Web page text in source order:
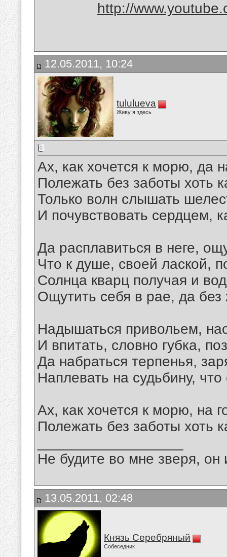
http://
12.05.2011, 10:24
tululueva
Живу я здесь
Ах, как хочется к морю, да
Полежать без заботы хоть
Только волн слышать
И почувствовать сердцем,
Да расплавиться в неге,
Что к душе, своей лаской,
Солнца кварц получая и
Ощутить себя в рае, да без
Надышаться привольем,
И впитать, словно губка,
Да набраться терпенья,
Наплевать на судьбину,
Ах, как хочется к морю, на
Полежать без заботы хоть
Не будите во мне зверя, он
13.05.2011, 02:48
Князь Серебряный
Собеседник